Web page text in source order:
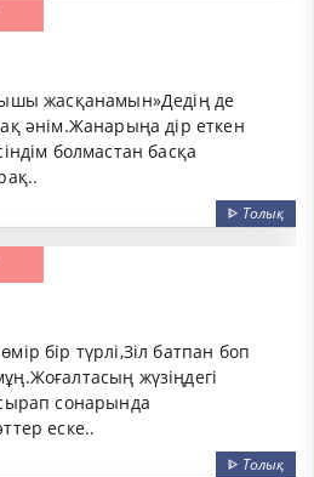
жасқанамын»Дедің де
әнім.Жанарыңа дір еткен
болмастан басқа
ᐈ Толық
бір түрлі,Зіл батпан боп
жүзіңдегі
сонарында
еске..
ᐈ Толық